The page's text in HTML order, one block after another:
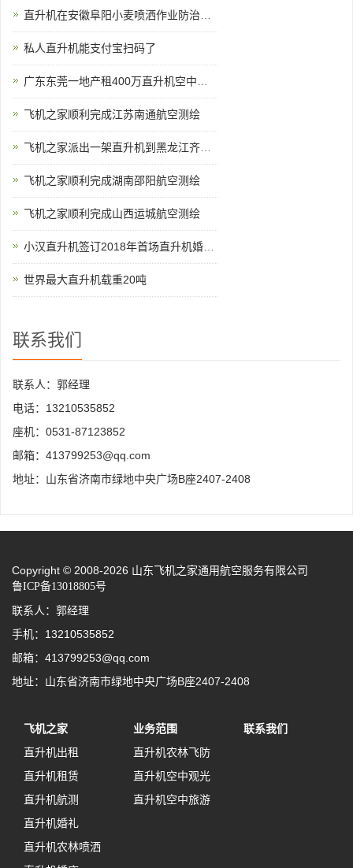
私人直升机能支付宝扫码了
飞机之家顺利完成江苏南通航空测绘
飞机之家顺利完成湖南邵阳航空测绘
飞机之家顺利完成山西运城航空测绘
世界最大直升机载重20吨
联系我们
联系人：郭经理
电话：13210535852
座机：0531-87123852
邮箱：413799253@qq.com
地址：山东省济南市绿地中央广场B座2407-2408
Copyright © 2008-2026 山东飞机之家通用航空服务有限公司
鲁ICP备13018805号
联系人：郭经理
手机：13210535852
邮箱：413799253@qq.com
地址：山东省济南市绿地中央广场B座2407-2408
飞机之家
直升机出租
直升机租赁
直升机航测
直升机婚礼
直升机农林喷洒
业务范围
直升机农林飞防
直升机空中观光
直升机空中旅游
联系我们